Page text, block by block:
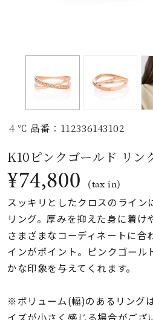
誕生石
ファッションテイス
ト
着用シーン
コレクション
レディース
４℃ 品番：112336143102
K10ピンクゴールド リン
¥74,800 (tax in)
スッキリとしたクロスのライン
リング。厚みを抑えた身に着け
さまざまなコーディネートに合
インがポイント。ピンクゴール
かな印象を与えてくれます。
※ボリューム(幅)のあるリング
イズが小さく感じる場合がござ